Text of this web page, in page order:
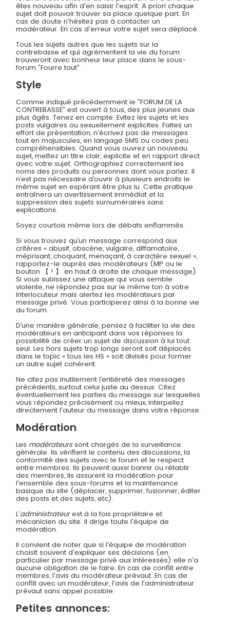
êtes nouveau afin d'en saisir l'esprit. A priori chaque
sujet doit pouvoir trouver sa place quelque part. En
cas de doute n'hésitez pas à contacter un
modérateur. En cas d'erreur votre sujet sera déplacé.
Tous les sujets autres que les sujets sur la
contrebasse et qui agrémentent la vie du forum
trouveront avec bonheur leur place dans le sous-
forum ”Fourre tout”.
Style
Comme indiqué précédemment le ”FORUM DE LA
CONTREBASSE” est ouvert à tous, des plus jeunes aux
plus âgés. Tenez en compte. Evitez les sujets et les
posts vulgaires ou sexuellement explicites. Faites un
effort de présentation, n'écrivez pas de messages
tout en majuscules, en langage SMS ou codes peu
compréhensibles. Quand vous ouvrez un nouveau
sujet, mettez un titre clair, explicite et en rapport direct
avec votre sujet. Orthographiez correctement les
noms des produits ou personnes dont vous parlez. Il
n’est pas nécessaire d’ouvrir à plusieurs endroits le
même sujet en espérant être plus lu. Cette pratique
entraînera un avertissement immédiat et la
suppression des sujets surnuméraires sans
explications.
Soyez courtois même lors de débats enflammés.
Si vous trouvez qu’un message correspond aux
critères « abusif, obscène, vulgaire, diffamatoire,
méprisant, choquant, menaçant, à caractère sexuel »,
rapportez-le auprès des modérateurs (MP ou le
bouton 【 ! 】 en haut à droite de chaque message).
Si vous subissez une attaque qui vous semble
violente, ne répondez pas sur le même ton à votre
interlocuteur mais alertez les modérateurs par
message privé. Vous participerez ainsi à la bonne vie
du forum.
D’une manière générale, pensez à faciliter la vie des
modérateurs en anticipant dans vos réponses la
possibilité de créer un sujet de discussion à lui tout
seul. Les hors sujets trop longs seront soit déplacés
dans le topic « tous les HS » soit divisés pour former
un autre sujet cohérent.
Ne citez pas inutilement l’entièreté des messages
précédents, surtout celui juste au dessus. Citez
éventuellement les parties du message sur lesquelles
vous répondez précisément ou mieux, interpellez
directement l'auteur du message dans votre réponse.
Modération
Les modérateurssont chargés de la surveillance
générale. Ils vérifient le contenu des discussions, la
conformité des sujets avec le forum et le respect
entre membres. Ils peuvent aussi bannir ou rétablir
des membres, ils assurent la modération pour
l'ensemble des sous-forums et la maintenance
basique du site (déplacer, supprimer, fusionner, éditer
des posts et des sujets, etc).
L'administrateurest à la fois propriétaire et
mécanicien du site. Il dirige toute l'équipe de
modération.
Il convient de noter que si l'équipe de modération
choisit souvent d'expliquer ses décisions (en
particulier par message privé aux intéressés) elle n'a
aucune obligation de le faire. En cas de conflit entre
membres, l'avis du modérateur prévaut. En cas de
conflit avec un modérateur, l'avis de l'administrateur
prévaut sans appel possible.
Petites annonces: